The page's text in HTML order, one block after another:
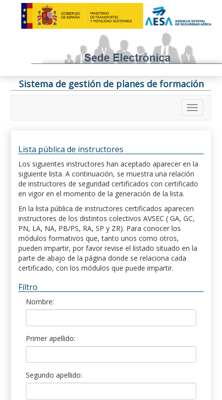
Sistema de gestión de planes de formación
Lista pública de instructores
Los siguientes instructores han aceptado aparecer en la
siguiente lista. A continuación, se muestra una relación
de instructores de seguridad certificados con certificado
en vigor en el momento de la generación de la lista.
En la lista pública de instructores certificados aparecen
instructores de los distintos colectivos AVSEC ( GA, GC,
PN, LA, NA, PB/PS, RA, SP y ZR). Para conocer los
módulos formativos que, tanto unos como otros,
pueden impartir, por favor revise el listado situado en la
parte de abajo de la página donde se relaciona cada
certificado, con los módulos que puede impartir.
Filtro
Nombre:
Primer apellido:
Segundo apellido: